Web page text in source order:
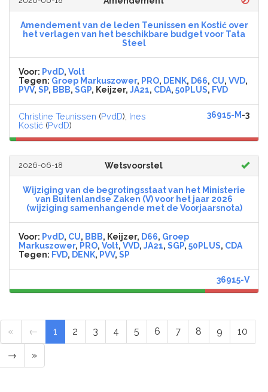
Amendement van de leden Teunissen en Kostić over
het verlagen van het beschikbare budget voor Tata
Steel
Voor: PvdD, Volt
Tegen: Groep Markuszower, PRO, DENK, D66, CU, VVD,
PVV, SP, BBB, SGP, Keijzer, JA21, CDA, 50PLUS, FVD
Christine Teunissen (PvdD), Ines
Kostić (PvdD)
36915-M -3
2026-06-18 Wetsvoorstel
Wijziging van de begrotingsstaat van het Ministerie
van Buitenlandse Zaken (V) voor het jaar 2026
(wijziging samenhangende met de Voorjaarsnota)
Voor: PvdD, CU, BBB, Keijzer, D66, Groep
Markuszower, PRO, Volt, VVD, JA21, SGP, 50PLUS, CDA
Tegen: FVD, DENK, PVV, SP
36915-V
« ← 1 2 3 4 5 6 7 8 9 10
→ »